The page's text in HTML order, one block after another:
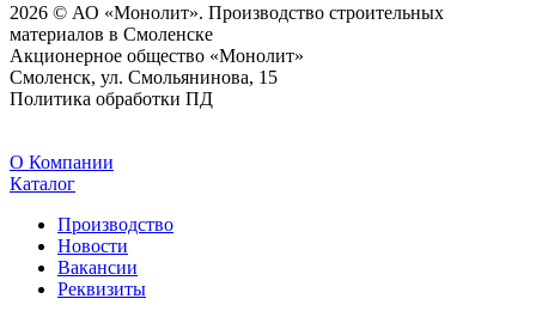
2026 © АО «Монолит». Производство строительных
материалов в Смоленске
Акционерное общество «Монолит»
Смоленск, ул. Смольянинова, 15
Политика обработки ПД
O Компании
Каталог
Производство
Новости
Вакансии
Реквизиты